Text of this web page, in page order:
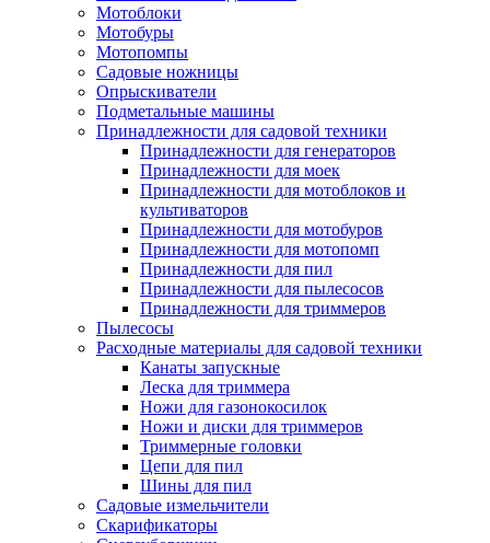
Мотоблоки
Мотобуры
Мотопомпы
Садовые ножницы
Опрыскиватели
Подметальные машины
Принадлежности для садовой техники
Принадлежности для генераторов
Принадлежности для моек
Принадлежности для мотоблоков и
культиваторов
Принадлежности для мотобуров
Принадлежности для мотопомп
Принадлежности для пил
Принадлежности для пылесосов
Принадлежности для триммеров
Пылесосы
Расходные материалы для садовой техники
Канаты запускные
Леска для триммера
Ножи для газонокосилок
Ножи и диски для триммеров
Триммерные головки
Цепи для пил
Шины для пил
Садовые измельчители
Скарификаторы